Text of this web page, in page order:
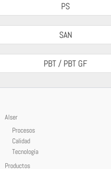
PS
SAN
PBT / PBT GF
Alser
Procesos
Calidad
Tecnología
Productos